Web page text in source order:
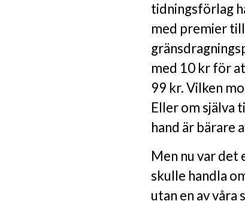
tidningsförlag
med premier
med 10 kr för
99 kr. Vilken
Eller om själva
hand är bärare
Men nu var det
skulle handla
utan en av